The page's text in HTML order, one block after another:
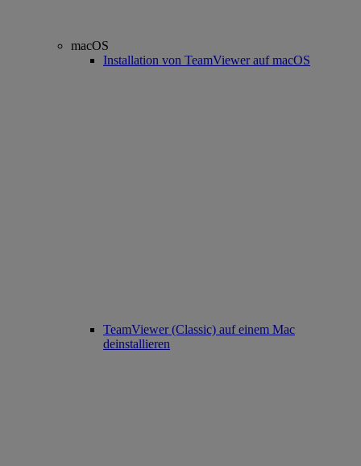
macOS
Installation von TeamViewer auf macOS
TeamViewer (Classic) auf einem Mac
deinstallieren